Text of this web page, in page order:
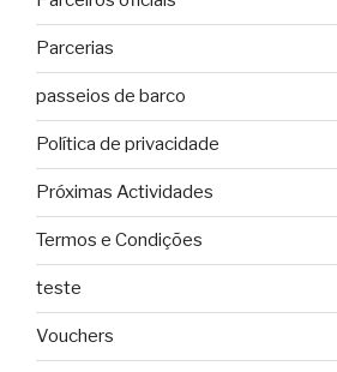
Parcerias
passeios de barco
Política de privacidade
Próximas Actividades
Termos e Condições
teste
Vouchers